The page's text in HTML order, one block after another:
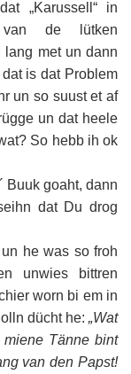
„Karussell“ in
van de lütken
lang met un dann
is dat Problem
un so suust et af
un dat heele
So hebb ih ok
Buuk goaht, dann
dat Du drog
he was so froh
unwies bittren
worn bi em in
dücht he: „Wat
Tänne bint
van den Papst!